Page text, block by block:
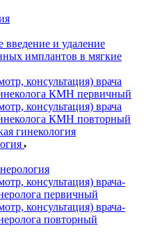
введение и удаление
имплантов в мягкие
консультация) врача
КМН первичный
консультация) врача
КМН повторный
гинекология
консультация) врача-
первичный
консультация) врача-
повторный